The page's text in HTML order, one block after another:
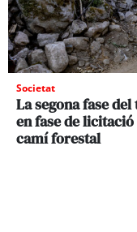
Societat
La segona fase
en fase de
camí forestal